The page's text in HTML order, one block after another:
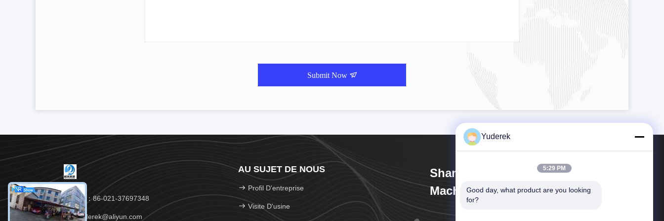
Submit Now
Téléphone：86-021-37697348
Email：yuderek@aliyun.com
AU SUJET DE NOUS
Profil D'entreprise
Visite D'usine
Shanghai Xinyu Packaging
Machinery Co., Ltd.
Yuderek
5:29 PM
Good day, what product are you looking
for?